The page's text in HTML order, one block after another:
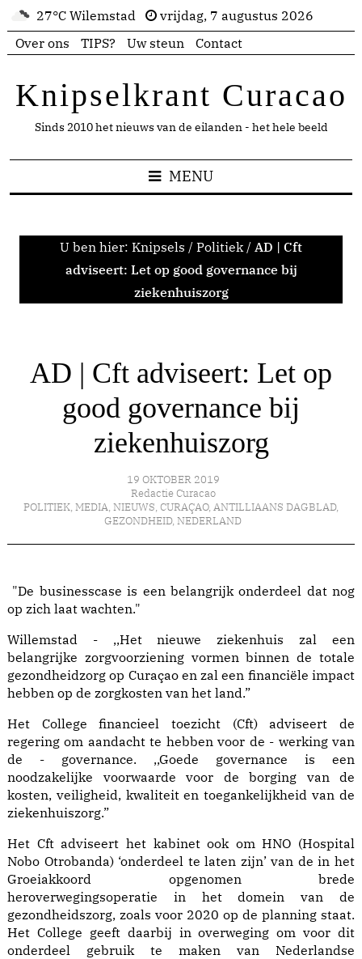
27°C Wilemstad
vrijdag, 7 augustus 2026
Over ons
TIPS? Uw steun Contact
Knipselkrant Curacao
Sinds 2010 het nieuws van de eilanden - het hele beeld
MENU
U ben hier: Knipsels / Politiek / AD | Cft
adviseert: Let op good governance bij
ziekenhuiszorg
AD | Cft adviseert: Let op
good governance bij
ziekenhuiszorg
19 OKTOBER 2019
Redactie Curacao
POLITIEK, MEDIA, NIEUWS, CURAÇAO, ANTILLIAANS DAGBLAD,
GEZONDHEID, NEDERLAND
"De businesscase is een belangrijk onderdeel dat nog
op zich laat wachten."
Willemstad - ,,Het nieuwe ziekenhuis zal een
belangrijke zorgvoorziening vormen binnen de totale
gezondheidzorg op Curaçao en zal een financiële impact
hebben op de zorgkosten van het land.”
Het College financieel toezicht (Cft) adviseert de
regering om aandacht te hebben voor de - werking van
de - governance. ,,Goede governance is een
noodzakelijke voorwaarde voor de borging van de
kosten, veiligheid, kwaliteit en toegankelijkheid van de
ziekenhuiszorg.”
Het Cft adviseert het kabinet ook om HNO (Hospital
Nobo Otrobanda) ‘onderdeel te laten zijn’ van de in het
Groeiakkoord opgenomen brede
heroverwegingsoperatie in het domein van de
gezondheidszorg, zoals voor 2020 op de planning staat.
Het College geeft daarbij in overweging om voor dit
onderdeel gebruik te maken van Nederlandse